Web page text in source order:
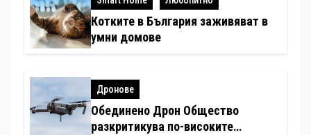
Котките в България заживяват в
умни домове
Дронове
Обединено Дрон Общество
разкритикува по-високите